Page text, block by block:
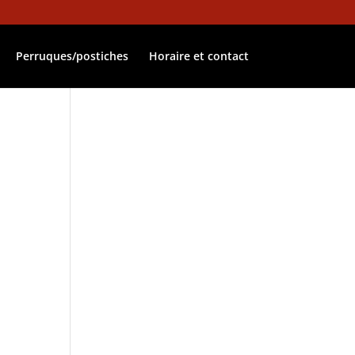
Perruques/postiches Horaire et contact